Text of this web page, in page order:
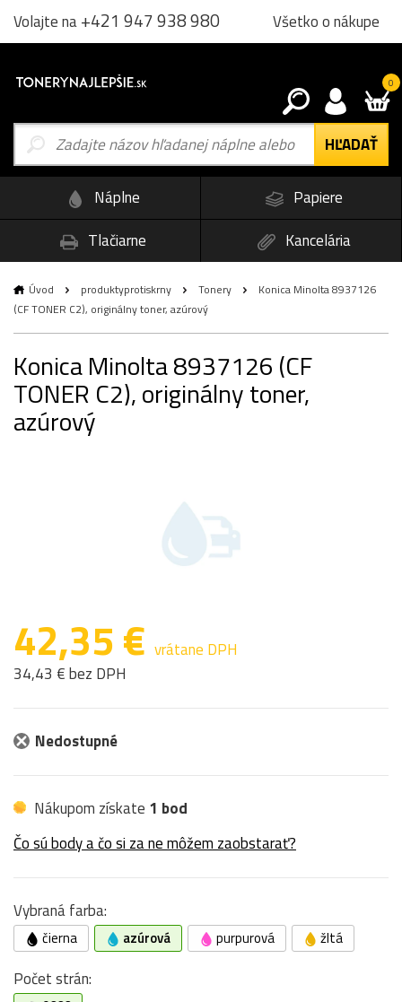
Volajte na+421 947 938 980 Všetko o nákupe
0
Náplne
Papiere
Tlačiarne
Kancelária
Úvod produktyprotiskrny Tonery
Konica Minolta 8937126
(CF TONER C2), originálny toner, azúrový
Konica Minolta 8937126 (CF
TONER C2), originálny toner,
azúrový
42,35 € vrátane DPH
34,43 € bez DPH
Nedostupné
Nákupom získate 1 bod
Čo sú body a čo si za ne môžem zaobstarať?
Vybraná farba:
čierna azúrová purpurová žltá
Počet strán: